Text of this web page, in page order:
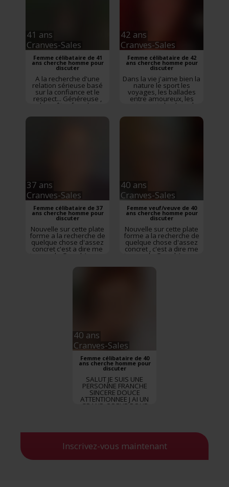
41 ans
Cranves-Sales
Femme célibataire de 41
ans cherche homme pour
discuter
A la recherche d'une
relation sérieuse basé
sur la confiance et le
respect... Généreuse ,
honnête , franche
42 ans
Cranves-Sales
Femme célibataire de 42
ans cherche homme pour
discuter
Dans la vie j'aime bien la
nature le sport les
voyages, les ballades
entre amoureux, les
restaurants la plage, le
musique , aussi bien que
37 ans
Cranves-Sales
Femme célibataire de 37
ans cherche homme pour
discuter
Nouvelle sur cette plate
forme a la recherche de
quelque chose d'assez
concret c'est a dire me
trouver le Grand Amour
comme ça , je ne suis en
40 ans
Cranves-Sales
Femme veuf/veuve de 40
ans cherche homme pour
discuter
Nouvelle sur cette plate
forme a la recherche de
quelque chose d'assez
concret , c'est a dire me
trouver le Grand Amour
comme ça . Je ne suis en
40 ans
Cranves-Sales
Femme célibataire de 40
ans cherche homme pour
discuter
SALUT JE SUIS UNE
PERSONNE FRANCHE
SINCERE DOUCE
ATTENTIONNEE J AI UN
GRAND COEUR POUR
Inscrivez-vous maintenant